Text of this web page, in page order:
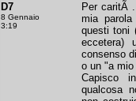
D7
8 Gennaio
3:19
Per caritÃ
mia
questi toni
eccetera)
consenso
o un "a
Capisco
qualcosa